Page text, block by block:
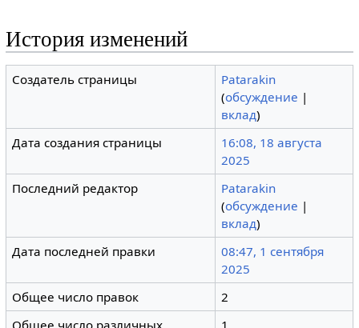
История изменений
Создатель страницы
Patarakin
(обсуждение |
вклад)
Дата создания страницы
16:08, 18 августа
2025
Последний редактор
Patarakin
(обсуждение |
вклад)
Дата последней правки
08:47, 1 сентября
2025
Общее число правок
2